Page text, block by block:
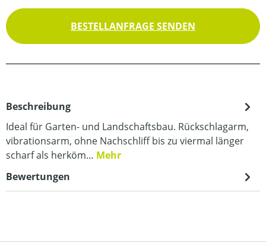
BESTELLANFRAGE SENDEN
Beschreibung
Ideal für Garten- und Landschaftsbau. Rückschlagarm,
vibrationsarm, ohne Nachschliff bis zu viermal länger
scharf als herköm… Mehr
Bewertungen